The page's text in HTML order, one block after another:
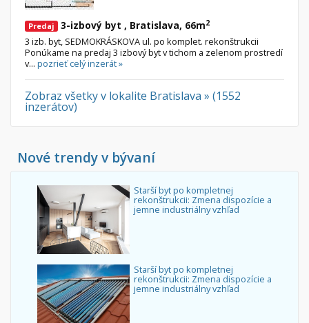
Predaj 3-izbový byt , Bratislava, 66m2
3 izb. byt, SEDMOKRÁSKOVA ul. po komplet. rekonštrukcii
Ponúkame na predaj 3 izbový byt v tichom a zelenom prostredí
v... pozrieť celý inzerát »
Zobraz všetky v lokalite Bratislava » (1552
inzerátov)
Nové trendy v bývaní
Starší byt po kompletnej
rekonštrukcii: Zmena dispozície a
jemne industriálny vzhľad
Starší byt po kompletnej
rekonštrukcii: Zmena dispozície a
jemne industriálny vzhľad